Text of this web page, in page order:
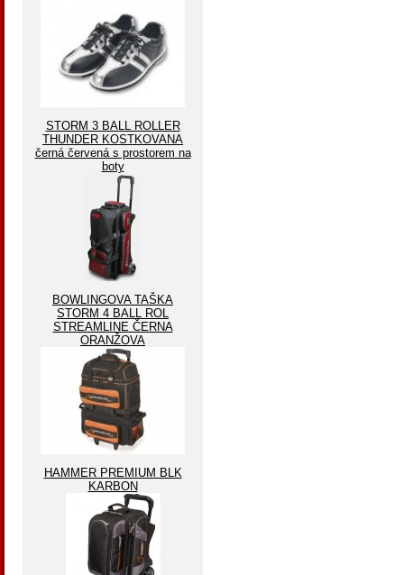
STORM 3 BALL ROLLER
THUNDER KOSTKOVANA
černá červená s prostorem na
boty
BOWLINGOVA TAŠKA
STORM 4 BALL ROL
STREAMLINE ČERNA
ORANŽOVA
HAMMER PREMIUM BLK
KARBON